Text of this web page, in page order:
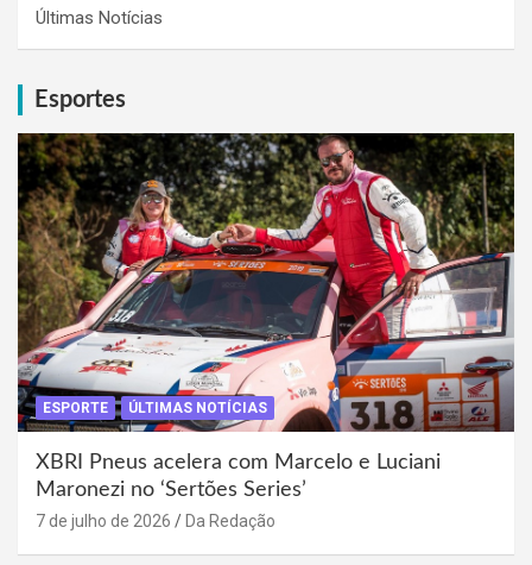
Últimas Notícias
Esportes
ESPORTE ÚLTIMAS NOTÍCIAS
XBRI Pneus acelera com Marcelo e Luciani
Maronezi no ‘Sertões Series’
7 de julho de 2026 Da Redação